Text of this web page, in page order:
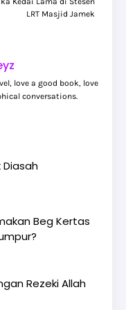
LRT Masjid Jamek
love a good book, love
conversations.
Diasah
Beg Kertas
Rezeki Allah